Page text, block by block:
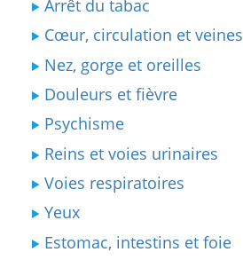
Arrêt du tabac
Cœur, circulation et veines
Nez, gorge et oreilles
Douleurs et fièvre
Psychisme
Reins et voies urinaires
Voies respiratoires
Yeux
Estomac, intestins et foie